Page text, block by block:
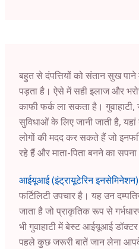
बहुत से दंपत्तियों को संतान सुख
पड़ता है। ऐसे में सही इलाज और
काफी फर्क ला सकता है।
सुविधाओं के लिए जानी जाती है,
लोगों की मदद कर सकते हैं जो
रहे हैं और माता-पिता बनने का
आईयूआई (इंट्रायूटेरिन इनसेमिनेशन)
फर्टिलिटी उपचार है। यह उन
जाता है जो प्राकृतिक रूप से
भी गुवाहाटी में बेस्ट आईयूआई
पहले कुछ जरूरी बातें जान लेना